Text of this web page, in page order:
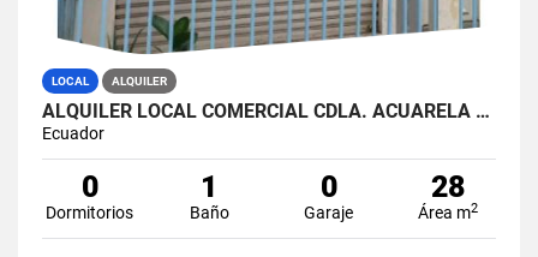
LOCAL ALQUILER
ALQUILER LOCAL COMERCIAL CDLA. ACUARELA DEL RIO (SAALV)
Ecuador
0
Dormitorios
1
Baño
0
Garaje
28
Área m2